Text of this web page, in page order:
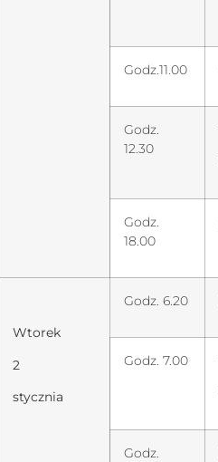
Godz.11.00
Godz.
12.30
Godz.
18.00
Wtorek
2
stycznia
Godz. 6.20
Godz. 7.00
Godz.